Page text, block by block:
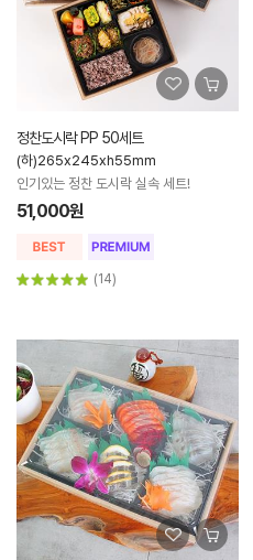
정찬도시락 PP 50세트
(하)265x245xh55mm
인기있는 정찬 도시락 실속 세트!
51,000원
(14)